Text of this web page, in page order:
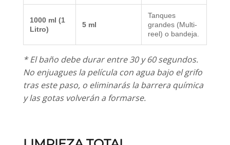
1000 ml (1
Litro)
5 ml
Tanques
grandes (Multi-
reel) o bandeja.
* El baño debe durar entre 30 y 60 segundos.
No enjuagues la película con agua bajo el grifo
tras este paso, o eliminarás la barrera química
y las gotas volverán a formarse.